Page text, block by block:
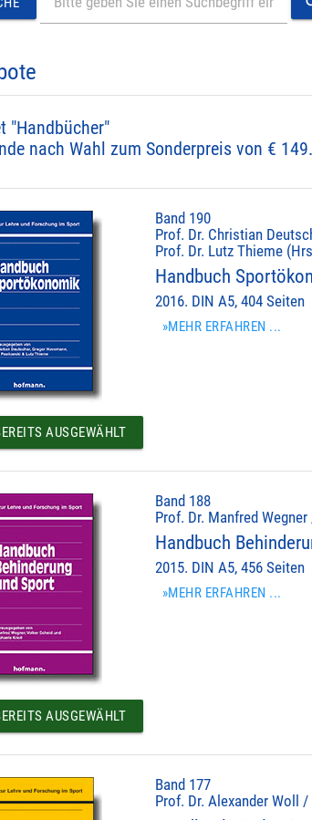
"Handbücher"
nach Wahl zum Sonderpreis von €
Band 190
Prof. Dr. Christian
Prof. Dr. Lutz Thieme
Handbuch
2016. DIN A5, 404 Seiten
»MEHR ERFAHREN ...
AUSGEWÄHLT
Band 188
Prof. Dr. Manfred
Handbuch
2015. DIN A5, 456 Seiten
»MEHR ERFAHREN ...
AUSGEWÄHLT
Band 177
Prof. Dr. Alexander Woll